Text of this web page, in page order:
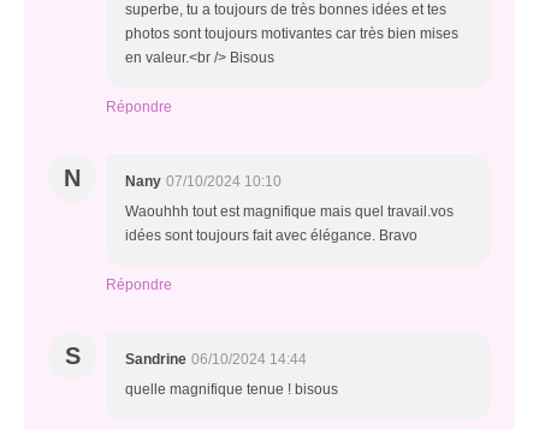
superbe, tu a toujours de très bonnes idées et tes
photos sont toujours motivantes car très bien mises
en valeur.<br /> Bisous
Répondre
N Nany 07/10/2024 10:10
Waouhhh tout est magnifique mais quel travail.vos
idées sont toujours fait avec élégance. Bravo
Répondre
S Sandrine 06/10/2024 14:44
quelle magnifique tenue ! bisous